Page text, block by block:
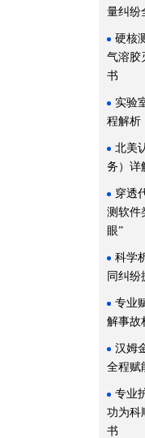
量纠纷
硬核
气溶胶
书
实验
程解析
北美
务）详
穿透
测软件
眼”
科学
同纠
专业
解事故
汉姆
全程赋
专业
功为科
书